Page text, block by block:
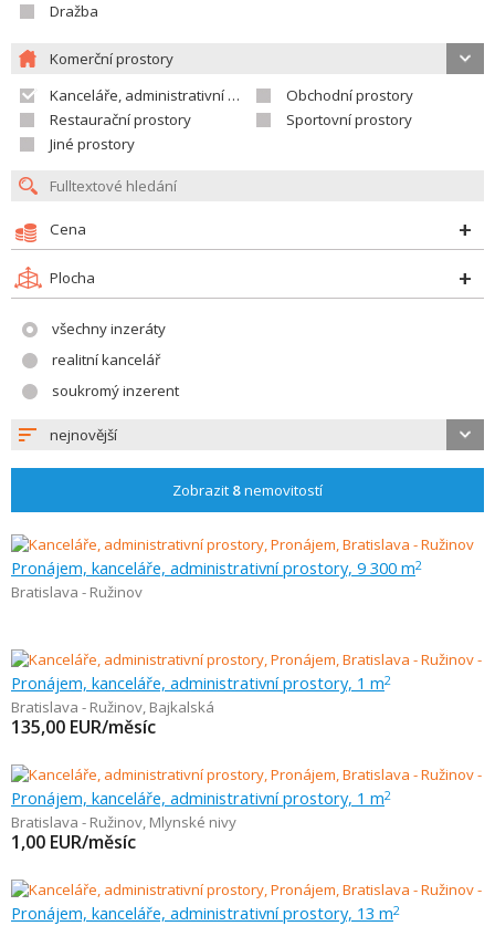
Dražba
Komerční prostory
Kanceláře, administrativní prostory
Obchodní prostory
Restaurační prostory
Sportovní prostory
Jiné prostory
Cena
Plocha
všechny inzeráty
realitní kancelář
soukromý inzerent
nejnovější
Zobrazit 8nemovitostí
Pronájem, kanceláře, administrativní prostory, 9 300 m2
Bratislava - Ružinov
Pronájem, kanceláře, administrativní prostory, 1 m2
Bratislava - Ružinov, Bajkalská
135,00 EUR/měsíc
Pronájem, kanceláře, administrativní prostory, 1 m2
Bratislava - Ružinov, Mlynské nivy
1,00 EUR/měsíc
Pronájem, kanceláře, administrativní prostory, 13 m2